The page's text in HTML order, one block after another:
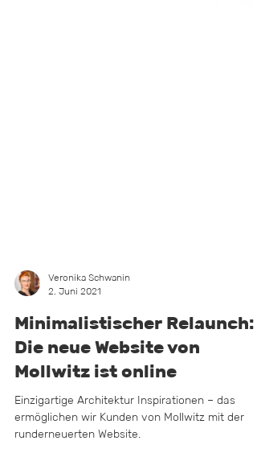
2. Juni 2021
Minimalistischer Relaunch:
Die neue Website von
Mollwitz ist online
Einzigartige Architektur Inspirationen – das